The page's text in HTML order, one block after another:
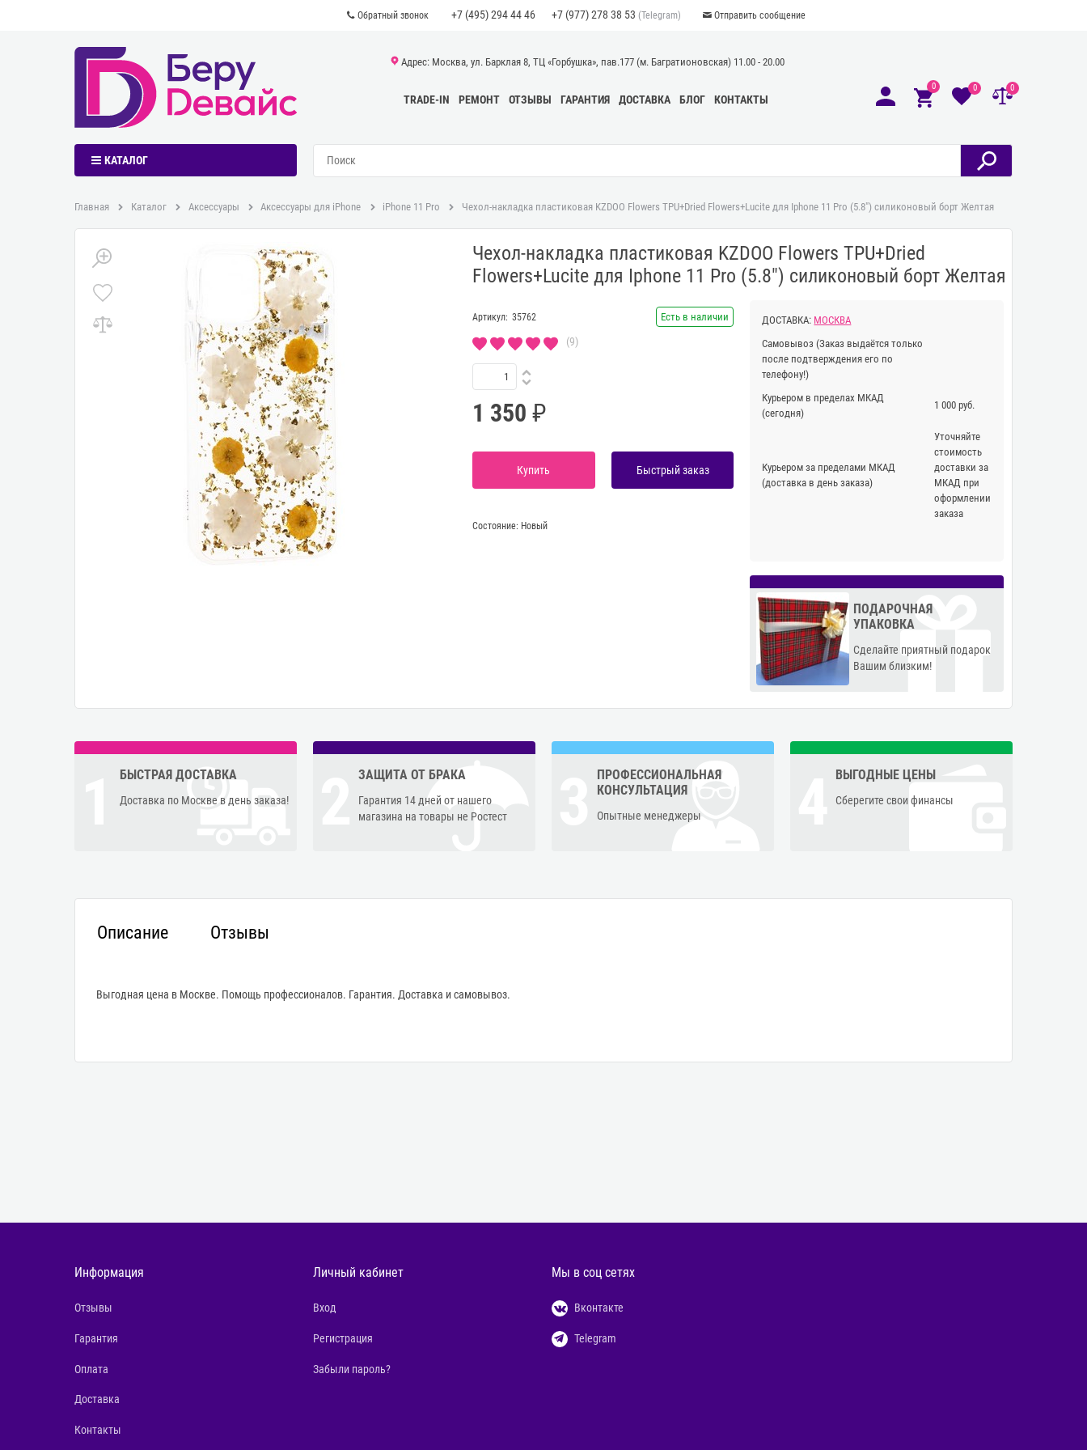
Обратный звонок +7 (495) 294 44 46 +7 (977) 278 38 53 (Telegram) Отправить сообщение
Адрес: Москва, ул. Барклая 8, ТЦ «Горбушка», пав.177 (м. Багратионовская) 11.00 - 20.00
TRADE-IN РЕМОНТ ОТЗЫВЫ ГАРАНТИЯ ДОСТАВКА БЛОГ КОНТАКТЫ
0 0 0
КАТАЛОГ
Главная Каталог Аксессуары Аксессуары для iPhone iPhone 11 Pro Чехол-накладка пластиковая KZDOO Flowers TPU+Dried Flowers+Lucite для Iphone 11 Pro (5.8") силиконовый борт Желтая
Чехол-накладка пластиковая KZDOO Flowers TPU+Dried
Flowers+Lucite для Iphone 11 Pro (5.8") силиконовый борт Желтая
Артикул: 35762 Есть в наличии
(9)
1 350
Купить Быстрый заказ
Состояние: Новый
ДОСТАВКА: МОСКВА
Самовывоз (Заказ выдаётся только
после подтверждения его по
телефону!)
Курьером в пределах МКАД
(сегодня)
1 000 руб.
Курьером за пределами МКАД
(доставка в день заказа)
Уточняйте
стоимость
доставки за
МКАД при
оформлении
заказа
ПОДАРОЧНАЯ
УПАКОВКА
Сделайте приятный подарок
Вашим близким!
БЫСТРАЯ ДОСТАВКА
Доставка по Москве в день заказа!
ЗАЩИТА ОТ БРАКА
Гарантия 14 дней от нашего
магазина на товары не Ростест
ПРОФЕССИОНАЛЬНАЯ
КОНСУЛЬТАЦИЯ
Опытные менеджеры
ВЫГОДНЫЕ ЦЕНЫ
Сберегите свои финансы
Описание Отзывы
Выгодная цена в Москве. Помощь профессионалов. Гарантия. Доставка и самовывоз.
Информация
Отзывы
Гарантия
Оплата
Доставка
Контакты
Личный кабинет
Вход
Регистрация
Забыли пароль?
Мы в соц сетях
Вконтакте
Telegram